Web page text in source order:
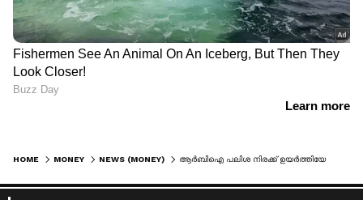
HOME MONEY NEWS (MONEY) ആർബിഐ പലിശ നിരക്ക് ഉയർത്തിയേക്കും; റിപ്പോ ഉയരും